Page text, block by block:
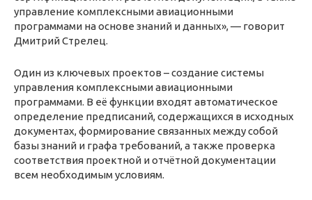
управление комплексными авиационными
программами на основе знаний и данных», — говорит
Дмитрий Стрелец.
Один из ключевых проектов – создание системы
управления комплексными авиационными
программами. В её функции входят автоматическое
определение предписаний, содержащихся в исходных
документах, формирование связанных между собой
базы знаний и графа требований, а также проверка
соответствия проектной и отчётной документации
всем необходимым условиям.